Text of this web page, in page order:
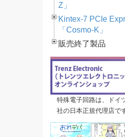
Z」
Kintex-7 PCIe
「Cosmo-K」
販売終了製品
特殊電子回路は、ドイ
社の日本正規代理店で